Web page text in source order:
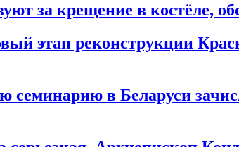
за крещение в костёле,
этап реконструкции
семинарию в Беларуси